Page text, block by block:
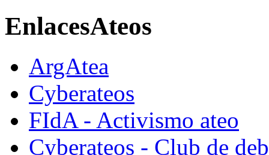
EnlacesAteos
ArgAtea
Cyberateos
FIdA - Activismo ateo
Cyberateos - Club de